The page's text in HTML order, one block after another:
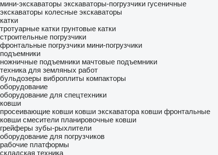
мини-экскаваторы экскаваторы-погрузчики гусеничные
экскаваторы колесные экскаваторы
катки
тротуарные катки грунтовые катки
строительные погрузчики
фронтальные погрузчики мини-погрузчики
подъемники
ножничные подъемники мачтовые подъемники
техника для земляных работ
бульдозеры виброплиты компакторы
оборудование
оборудование для спецтехники
ковши
просеивающие ковши ковши экскаватора ковши фронтальные
ковши смесители планировочные ковши
грейферы зубы-рыхлители
оборудование для погрузчиков
рабочие платформы
складская техника